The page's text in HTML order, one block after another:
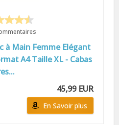
à Main Femme Elégant
A4 Taille XL - Cabas
45,99 EUR
En Savoir plus